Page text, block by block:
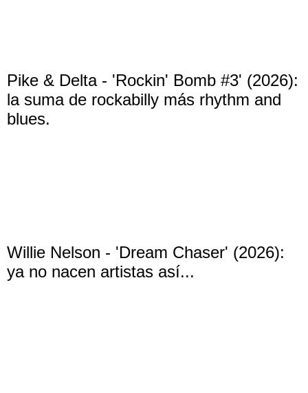
Pike & Delta - 'Rockin' Bomb #3' (2026):
la suma de rockabilly más rhythm and
blues.
Willie Nelson - 'Dream Chaser' (2026):
ya no nacen artistas así...